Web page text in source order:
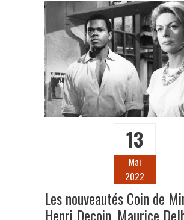
13
Mai
2022
Les nouveautés Coin de
Henri Decoin, Maurice